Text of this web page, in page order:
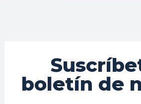
boletín de